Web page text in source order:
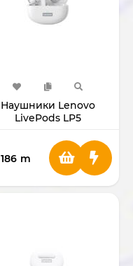
Наушники Lenovo
LivePods LP5
186 m